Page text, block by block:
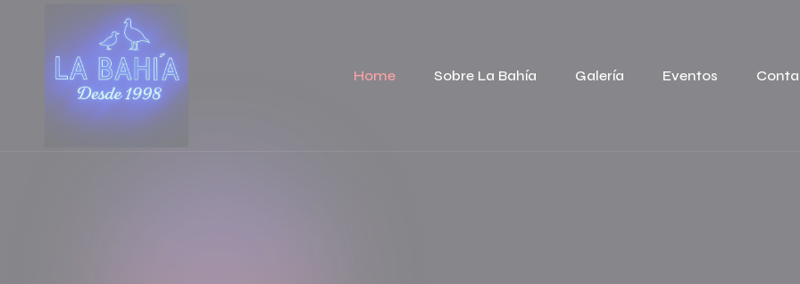
Home Sobre La Bahía Galería Eventos